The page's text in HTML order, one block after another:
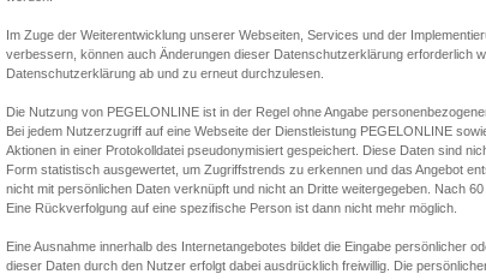
Im Zuge der Weiterentwicklung unserer Webseiten, Services und der
verbessern, können auch Änderungen dieser Datenschutzerklärung erforderlich
Datenschutzerklärung ab und zu erneut durchzulesen.
Die Nutzung von PEGELONLINE ist in der Regel ohne Angabe
Bei jedem Nutzerzugriff auf eine Webseite der Dienstleistung PEGELONLINE
Aktionen in einer Protokolldatei pseudonymisiert gespeichert. Diese Daten sind
Form statistisch ausgewertet, um Zugriffstrends zu erkennen und das Angebot
nicht mit persönlichen Daten verknüpft und nicht an Dritte weitergegeben. Nach
Eine Rückverfolgung auf eine spezifische Person ist dann nicht mehr möglich.
Eine Ausnahme innerhalb des Internetangebotes bildet die Eingabe persönlicher
dieser Daten durch den Nutzer erfolgt dabei ausdrücklich freiwillig. Die